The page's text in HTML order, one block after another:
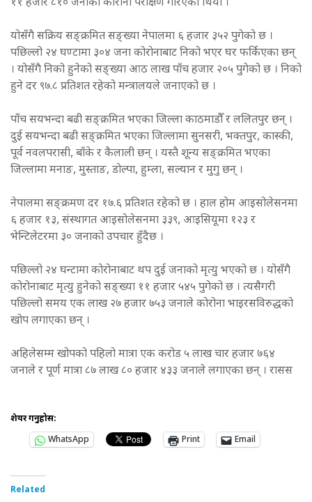
११ हजार ८१० जनाको कोरोना परीक्षण गरिएको थियो ।
योसँगै सक्रिय सङ्क्रमित सङ्ख्या नेपालमा ६ हजार ३५२ पुगेको छ ।
पछिल्लो २४ घण्टामा ३०४ जना कोरोनाबाट निको भएर घर फर्किएका छन्
। योसँगै निको हुनेको सङ्ख्या आठ लाख पाँच हजार २०५ पुगेको छ । निको
हुने दर ९७.८ प्रतिशत रहेको मन्त्रालयले जनाएको छ ।
पाँच सयभन्दा बढी सङ्क्रमित भएका जिल्ला काठमाडौँ र ललितपुर छन् ।
दुई सयभन्दा बढी सङ्क्रमित भएका जिल्लामा सुनसरी, भक्तपुर, कास्की,
पूर्व नवलपरासी, बाँके र कैलाली छन् । यस्तै शून्य सङ्क्रमित भएका
जिल्लामा मनाङ, मुस्ताङ, डोल्पा, हुम्ला, सल्यान र मुगु छन् ।
नेपालमा सङ्क्रमण दर १७.६ प्रतिशत रहेको छ । हाल होम आइसोलेसनमा
६ हजार १३, संस्थागत आइसोलेसनमा ३३९, आइसियूमा १२३ र
भेन्टिलेटरमा ३० जनाको उपचार हुँदैछ ।
पछिल्लो २४ घन्टामा कोरोनाबाट थप दुई जनाको मृत्यु भएको छ । योसँगै
कोरोनाबाट मृत्यु हुनेको सङ्ख्या ११ हजार ५४५ पुगेको छ । त्यसैगरी
पछिल्लो समय एक लाख २७ हजार ७५३ जनाले कोरोना भाइरसविरुद्धको
खोप लगाएका छन् ।
अहिलेसम्म खोपको पहिलो मात्रा एक करोड ५ लाख चार हजार ७६४
जनाले र पूर्ण मात्रा ८७ लाख ८० हजार ४३३ जनाले लगाएका छन् । रासस
शेयर गर्नुहोस:
WhatsApp
Print Email
Related